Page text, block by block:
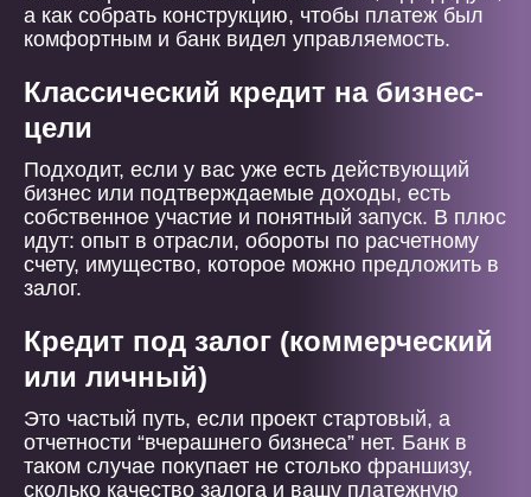
а как собрать конструкцию, чтобы платеж был
комфортным и банк видел управляемость.
Классический кредит на бизнес-
цели
Подходит, если у вас уже есть действующий
бизнес или подтверждаемые доходы, есть
собственное участие и понятный запуск. В плюс
идут: опыт в отрасли, обороты по расчетному
счету, имущество, которое можно предложить в
залог.
Кредит под залог (коммерческий
или личный)
Это частый путь, если проект стартовый, а
отчетности “вчерашнего бизнеса” нет. Банк в
таком случае покупает не столько франшизу,
сколько качество залога и вашу платежную